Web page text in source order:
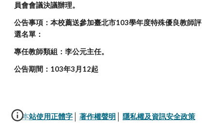
員會會議決議辦理。
公告事項：本校薦送參加臺北市103學年度特殊優良教師評
選名單：
專任教師類組：李公元主任。
公告期間：103年3月12起
本站使用正體字 著作權聲明 隱私權及資訊安全政策